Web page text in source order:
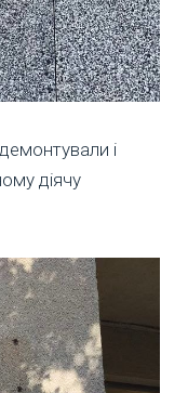
і
діячу